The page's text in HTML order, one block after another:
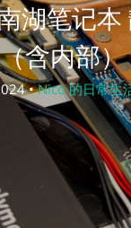
湖笔记本
（含内部）
•Nico 的日常生